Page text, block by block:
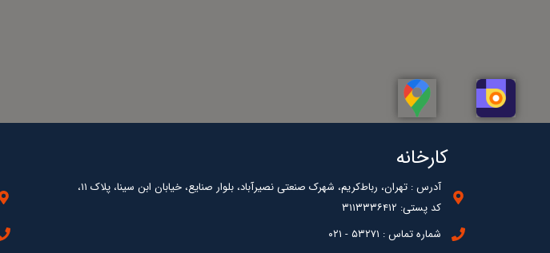
کارخانه
آدرس : تهران، رباط‌کریم، شهرک صنعتی نصیرآباد، بلوار صنایع، خیابان ابن سینا، پلاک ۱۱،
کد پستی: ۳۱۱۳۳۳۶۴۱۲
شماره تماس : ۵۳۲۷۱ - ۰۲۱